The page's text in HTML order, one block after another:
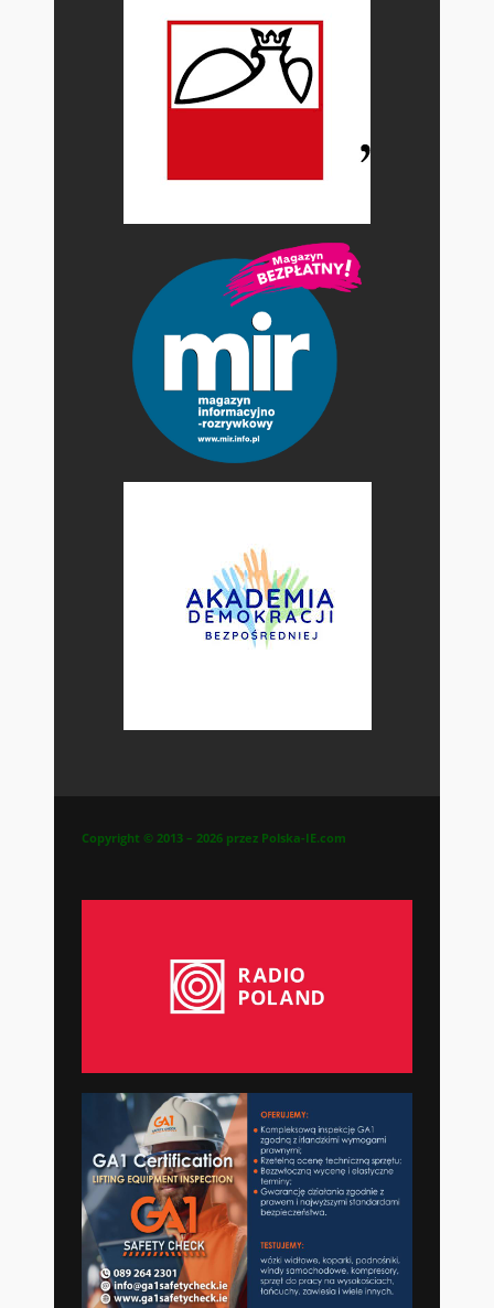
Copyright © 2013 – 2026 przez Polska-IE.com